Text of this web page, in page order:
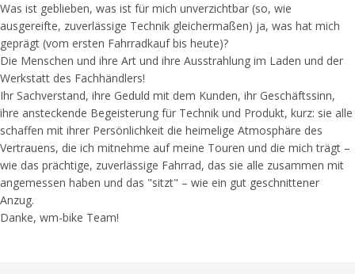
Was ist geblieben, was ist für mich unverzichtbar (so, wie
ausgereifte, zuverlässige Technik gleichermaßen) ja, was hat mich
geprägt (vom ersten Fahrradkauf bis heute)?
Die Menschen und ihre Art und ihre Ausstrahlung im Laden und der
Werkstatt des Fachhändlers!
Ihr Sachverstand, ihre Geduld mit dem Kunden, ihr Geschäftssinn,
ihre ansteckende Begeisterung für Technik und Produkt, kurz: sie alle
schaffen mit ihrer Persönlichkeit die heimelige Atmosphäre des
Vertrauens, die ich mitnehme auf meine Touren und die mich trägt –
wie das prächtige, zuverlässige Fahrrad, das sie alle zusammen mit
angemessen haben und das "sitzt" – wie ein gut geschnittener
Anzug.
Danke, wm-bike Team!